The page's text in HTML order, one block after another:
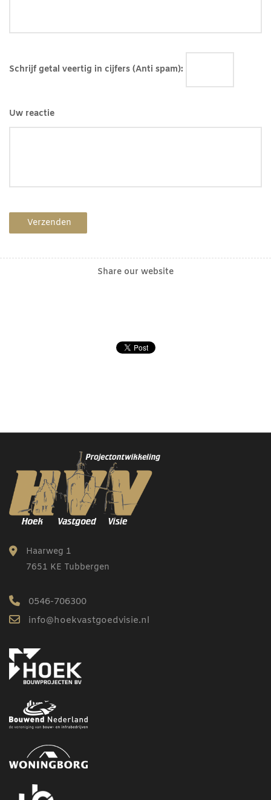
Schrijf getal veertig in cijfers (Anti spam):
Uw reactie
Verzenden
Share our website
Haarweg 1
7651 KE Tubbergen
0546-706300
info@hoekvastgoedvisie.nl